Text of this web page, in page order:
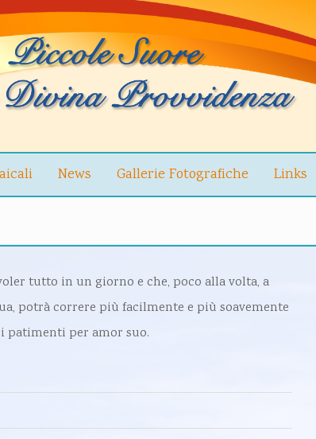
News Gallerie Fotografiche Links
tutto in un giorno e che, poco alla volta, a
potrà correre più facilmente e più soavemente
patimenti per amor suo.